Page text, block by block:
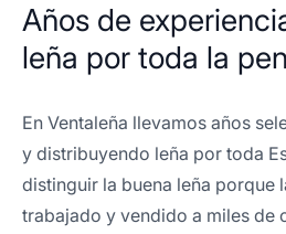
Años de
leña por toda la
En Ventaleña llevamos años
y distribuyendo leña por toda
distinguir la buena leña porque
trabajado y vendido a miles de